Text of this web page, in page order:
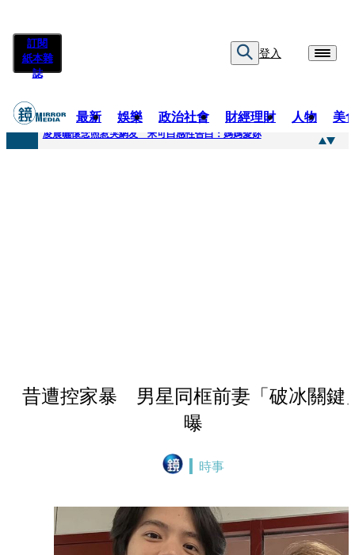
訂閱
紙本雜
誌
登入
最新 娛樂 政治社會 財經理財 人物 美
快訊
凌晨曬懷念照惹哭網友 米可白感性告白：媽媽愛妳
昔遭控家暴 男星同框前妻「破冰關鍵
曝
時事